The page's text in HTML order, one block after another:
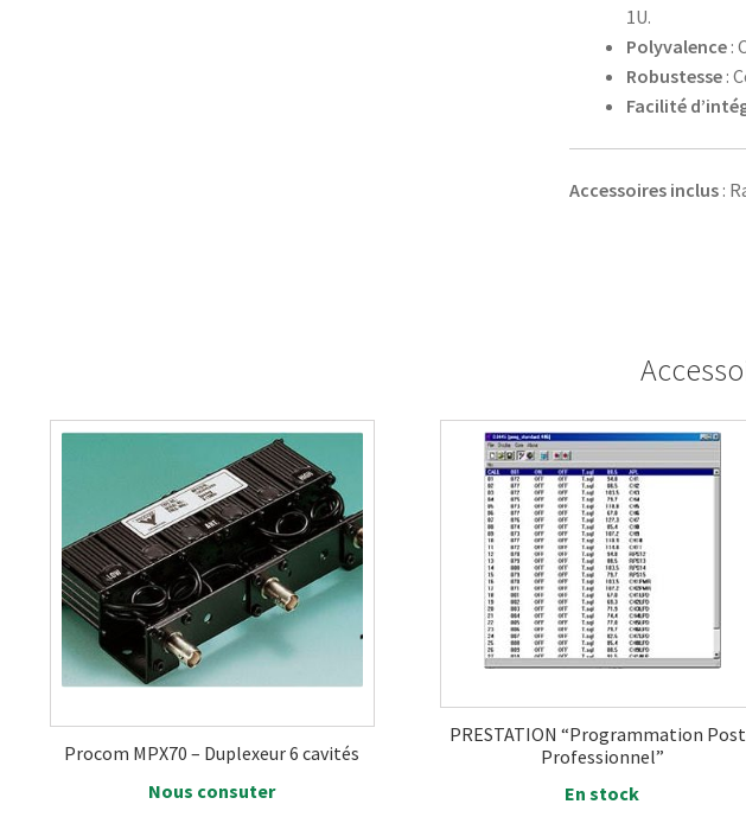
1U.
Polyvalence :
Robustesse :
Facilité
Accessoires inclus :
Procom MPX70 – Duplexeur 6 cavités
Nous consuter
PRESTATION “Programmation
Professionnel”
En stock